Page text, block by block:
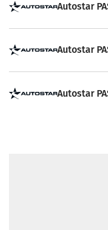
Autostar
Autostar
Autostar